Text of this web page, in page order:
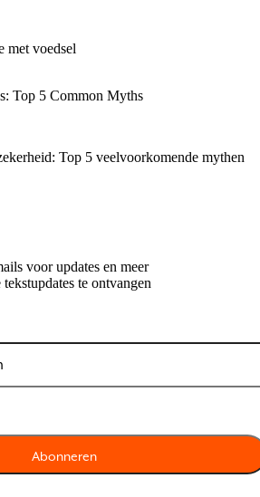
met voedsel
Top 5 veelvoorkomende mythen
voor updates en meer
tekstupdates te ontvangen